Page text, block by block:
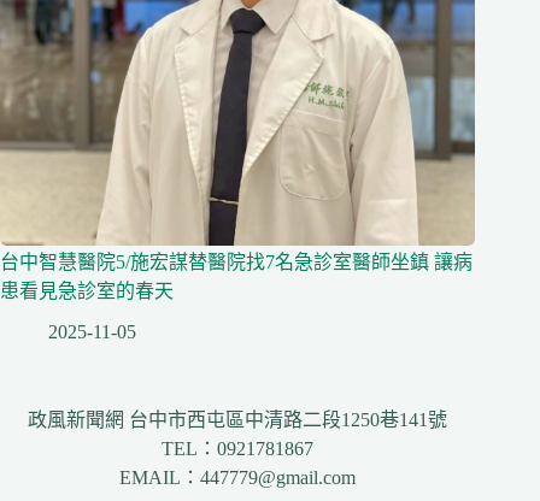
台中智慧醫院5/施宏謀替醫院找7名急診室醫師坐鎮 讓病
患看見急診室的春天
2025-11-05
政風新聞網 台中市西屯區中清路二段1250巷141號
TEL：0921781867
EMAIL：447779@gmail.com